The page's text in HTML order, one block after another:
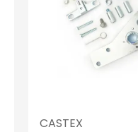
CASTEX